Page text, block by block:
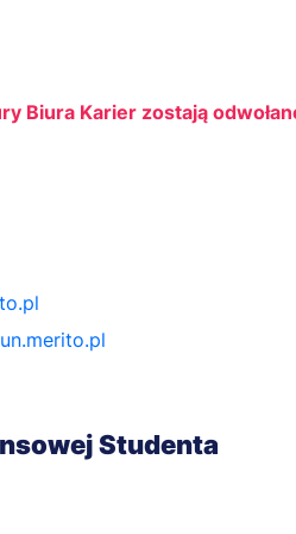
Biura Karier zostają
Studenta